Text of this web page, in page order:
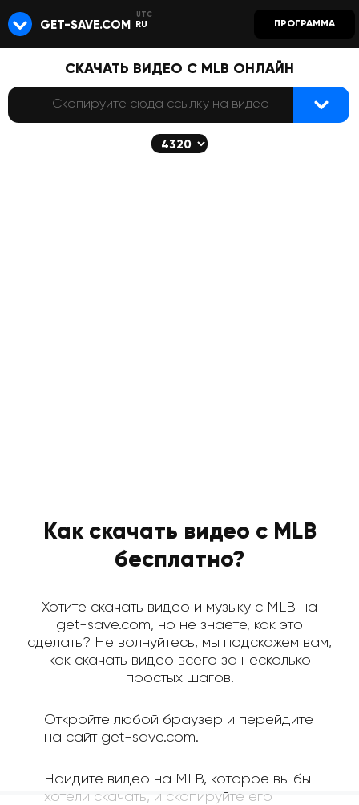
GET-SAVE.COM RU ПРОГРАММА
СКАЧАТЬ ВИДЕО С MLB ОНЛАЙН
Как скачать видео с MLB
бесплатно?
Хотите скачать видео и музыку с MLB на
get-save.com, но не знаете, как это
сделать? Не волнуйтесь, мы подскажем вам,
как скачать видео всего за несколько
простых шагов!
Откройте любой браузер и перейдите
на сайт get-save.com.
Найдите видео на MLB, которое вы бы
хотели скачать, и скопируйте его